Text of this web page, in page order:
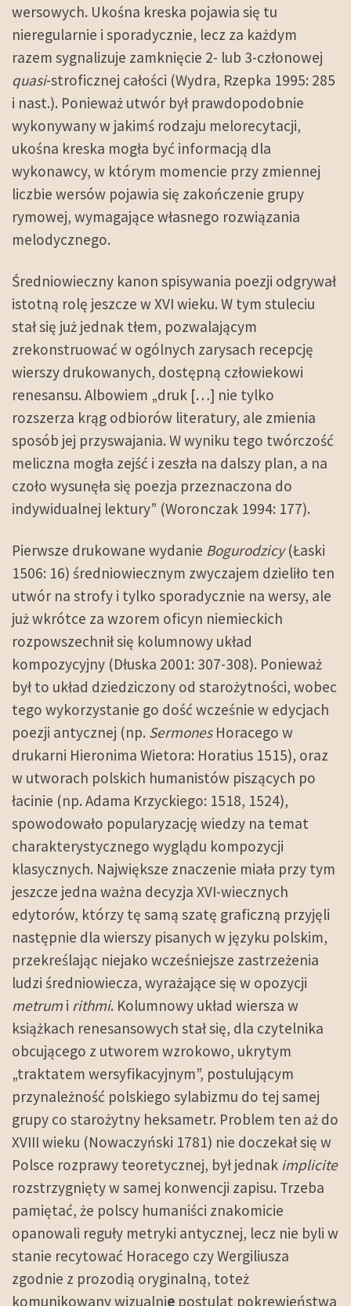
wersowych. Ukośna kreska pojawia się tu
nieregularnie i sporadycznie, lecz za każdym
razem sygnalizuje zamknięcie 2- lub 3-członowej
quasi-stroficznej całości (Wydra, Rzepka 1995: 285
i nast.). Ponieważ utwór był prawdopodobnie
wykonywany w jakimś rodzaju melorecytacji,
ukośna kreska mogła być informacją dla
wykonawcy, w którym momencie przy zmiennej
liczbie wersów pojawia się zakończenie grupy
rymowej, wymagające własnego rozwiązania
melodycznego.
Średniowieczny kanon spisywania poezji odgrywał
istotną rolę jeszcze w XVI wieku. W tym stuleciu
stał się już jednak tłem, pozwalającym
zrekonstruować w ogólnych zarysach recepcję
wierszy drukowanych, dostępną człowiekowi
renesansu. Albowiem „druk […] nie tylko
rozszerza krąg odbiorów literatury, ale zmienia
sposób jej przyswajania. W wyniku tego twórczość
meliczna mogła zejść i zeszła na dalszy plan, a na
czoło wysunęła się poezja przeznaczona do
indywidualnej lektury” (Woronczak 1994: 177).
Pierwsze drukowane wydanie Bogurodzicy(Łaski
1506: 16) średniowiecznym zwyczajem dzieliło ten
utwór na strofy i tylko sporadycznie na wersy, ale
już wkrótce za wzorem oficyn niemieckich
rozpowszechnił się kolumnowy układ
kompozycyjny (Dłuska 2001: 307-308). Ponieważ
był to układ dziedziczony od starożytności, wobec
tego wykorzystanie go dość wcześnie w edycjach
poezji antycznej (np. SermonesHoracego w
drukarni Hieronima Wietora: Horatius 1515), oraz
w utworach polskich humanistów piszących po
łacinie (np. Adama Krzyckiego: 1518, 1524),
spowodowało popularyzację wiedzy na temat
charakterystycznego wyglądu kompozycji
klasycznych. Największe znaczenie miała przy tym
jeszcze jedna ważna decyzja XVI-wiecznych
edytorów, którzy tę samą szatę graficzną przyjęli
następnie dla wierszy pisanych w języku polskim,
przekreślając niejako wcześniejsze zastrzeżenia
ludzi średniowiecza, wyrażające się w opozycji
metrum i rithmi. Kolumnowy układ wiersza w
książkach renesansowych stał się, dla czytelnika
obcującego z utworem wzrokowo, ukrytym
„traktatem wersyfikacyjnym”, postulującym
przynależność polskiego sylabizmu do tej samej
grupy co starożytny heksametr. Problem ten aż do
XVIII wieku (Nowaczyński 1781) nie doczekał się w
Polsce rozprawy teoretycznej, był jednak implicite
rozstrzygnięty w samej konwencji zapisu. Trzeba
pamiętać, że polscy humaniści znakomicie
opanowali reguły metryki antycznej, lecz nie byli w
stanie recytować Horacego czy Wergiliusza
zgodnie z prozodią oryginalną, toteż
komunikowany wizualnie postulat pokrewieństwa